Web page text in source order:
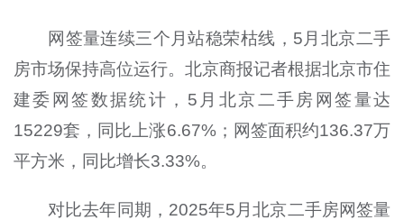
网签量连续三个月站稳荣枯线，5月北京二手
房市场保持高位运行。北京商报记者根据北京市住
建委网签数据统计，5月北京二手房网签量达
15229套，同比上涨6.67%；网签面积约136.37万
平方米，同比增长3.33%。
对比去年同期，2025年5月北京二手房网签量